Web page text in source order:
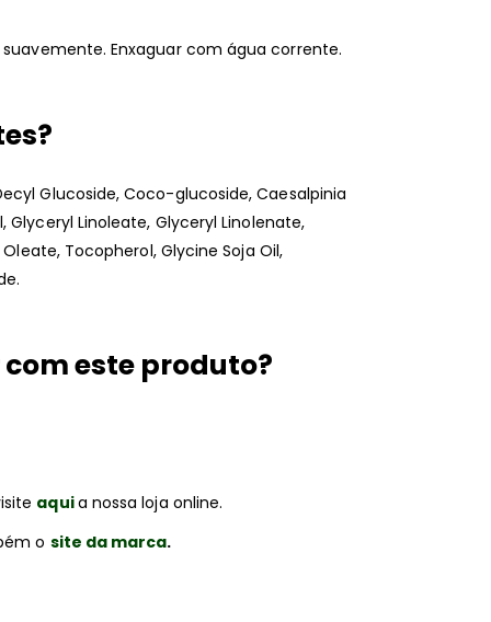
Enxaguar com água corrente.
Glucoside, Coco-glucoside, Caesalpinia
Glyceryl Linoleate, Glyceryl Linolenate,
Tocopherol, Glycine Soja Oil,
este produto?
aquia nossa loja online.
o site da marca.